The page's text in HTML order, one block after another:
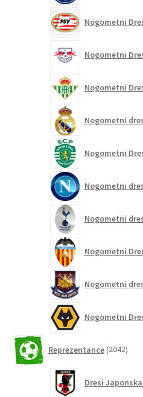
Nogometni
Nogometni
Nogometni
Nogometni
Nogometni
Nogometni
Nogometni
Nogometni
Nogometni
Nogometni
Reprezentance 2042
Dresi